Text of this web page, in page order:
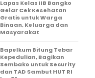
Lapas Kelas IIB Bangko
Gelar Cek Kesehatan
Gratis untuk Warga
Binaan, Keluarga dan
Masyarakat
Bapelkum Bitung Tebar
Kepedulian, Bagikan
Sembako untuk Security
dan TAD Sambut HUT RI